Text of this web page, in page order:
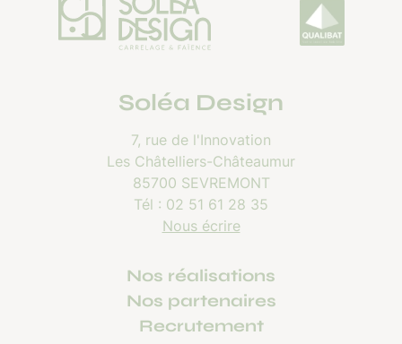
Soléa Design
7, rue de l'Innovation
Les Châtelliers-Châteaumur
85700 SEVREMONT
Tél : 02 51 61 28 35
Nous écrire
Nos réalisations
Nos partenaires
Recrutement